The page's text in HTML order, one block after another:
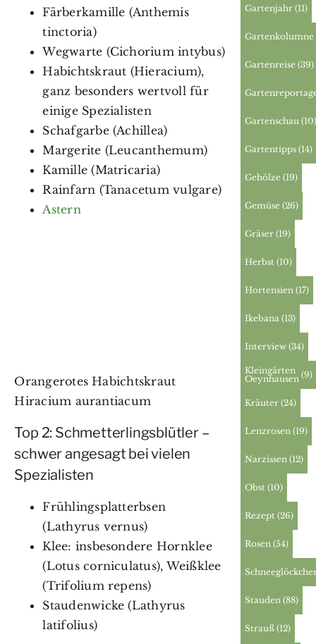
Färberkamille (Anthemis
tinctoria)
Wegwarte (Cichorium intybus)
Habichtskraut (Hieracium),
ganz besonders wertvoll für
einige Spezialisten
Schafgarbe (Achillea)
Margerite (Leucanthemum)
Kamille (Matricaria)
Rainfarn (Tanacetum vulgare)
Astern
Orangerotes Habichtskraut
Hiracium aurantiacum
Top 2: Schmetterlingsblütler –
schwer angesagt bei vielen
Spezialisten
Frühlingsplatterbsen
(Lathyrus vernus)
Klee: insbesondere Hornklee
(Lotus corniculatus), Weißklee
(Trifolium repens)
Staudenwicke (Lathyrus
latifolius)
Gartenjahr (11)
Gartenkolumne
Gartenreise (39)
Gartenschau
Gartentipps (14)
Gehölze (19)
Gemüse (26)
Gräser (19)
Herbst (10)
Hortensien (17)
Ikebana (13)
Interview (34)
Kleingärten
Oeynhausen (9)
Kräuter (24)
Lenzrosen (19)
Narzissen (12)
Obst (10)
Rezept (26)
Rosen (54)
Stauden (88)
Strauß (12)